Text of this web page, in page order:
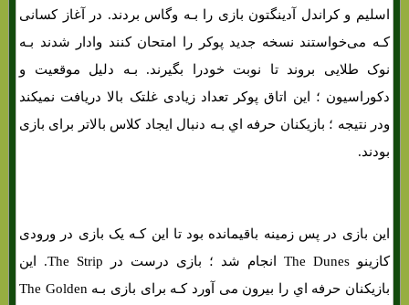
اسلیم و کراندل آدینگتون بازی را بـه وگاس بردند. در آغاز کسانی
کـه می‌خواستند نسخه جدید پوکر را امتحان کنند وادار شدند بـه
نوک طلایی بروند تا نوبت خودرا بگیرند. بـه دلیل موقعیت و
دکوراسیون ؛ این اتاق پوکر تعداد زیادی غلتک بالا دریافت نمیکند
ودر نتیجه ؛ بازیکنان حرفه اي بـه دنبال ایجاد کلاس بالاتر برای بازی
بودند.
این بازی در پس زمینه باقیمانده بود تا این کـه یک بازی در ورودی
کازینو The Dunes انجام شد ؛ بازی درست در The Strip. این
بازیکنان حرفه اي را بیرون می آورد کـه برای بازی بـه The Golden